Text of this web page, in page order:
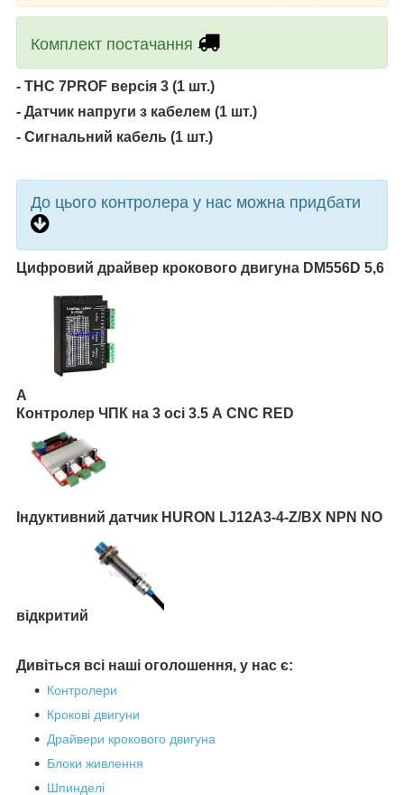
Комплект постачання
- THC 7PROF версія 3 (1 шт.)
- Датчик напруги з кабелем (1 шт.)
- Сигнальний кабель (1 шт.)
До цього контролера у нас можна придбати
Цифровий драйвер крокового двигуна DM556D 5,6
А
Контролер ЧПК на 3 осі 3.5 А CNC RED
Індуктивний датчик HURON LJ12A3-4-Z/BX NPN NO
відкритий
Дивіться всі наші оголошення, у нас є:
Контролери
Крокові двигуни
Драйвери крокового двигуна
Блоки живлення
Шпинделі